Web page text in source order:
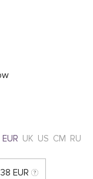
EUR UK US CM RU
38 EUR